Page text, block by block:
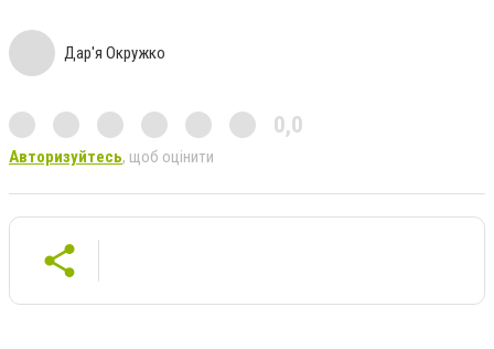
Дар'я Окружко
0,0
Авторизуйтесь, щоб оцінити